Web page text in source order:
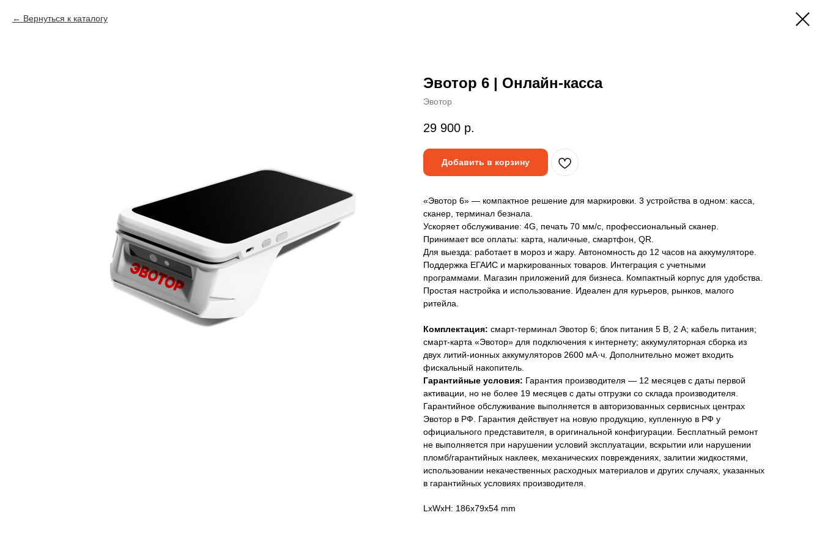
Вернуться к каталогу
Эвотор 6 | Онлайн-касса
Эвотор
29 900 р.
Добавить в корзину
«Эвотор 6» — компактное решение для маркировки. 3 устройства в одном: касса,
сканер, терминал безнала.
Ускоряет обслуживание: 4G, печать 70 мм/с, профессиональный сканер.
Принимает все оплаты: карта, наличные, смартфон, QR.
Для выезда: работает в мороз и жару. Автономность до 12 часов на аккумуляторе.
Поддержка ЕГАИС и маркированных товаров. Интеграция с учетными
программами. Магазин приложений для бизнеса. Компактный корпус для удобства.
Простая настройка и использование. Идеален для курьеров, рынков, малого
ритейла.
Комплектация: смарт-терминал Эвотор 6; блок питания 5 В, 2 А; кабель питания;
смарт-карта «Эвотор» для подключения к интернету; аккумуляторная сборка из
двух литий-ионных аккумуляторов 2600 мА·ч. Дополнительно может входить
фискальный накопитель.
Гарантийные условия: Гарантия производителя — 12 месяцев с даты первой
активации, но не более 19 месяцев с даты отгрузки со склада производителя.
Гарантийное обслуживание выполняется в авторизованных сервисных центрах
Эвотор в РФ. Гарантия действует на новую продукцию, купленную в РФ у
официального представителя, в оригинальной конфигурации. Бесплатный ремонт
не выполняется при нарушении условий эксплуатации, вскрытии или нарушении
пломб/гарантийных наклеек, механических повреждениях, залитии жидкостями,
использовании некачественных расходных материалов и других случаях, указанных
в гарантийных условиях производителя.
LxWxH: 186x79x54 mm